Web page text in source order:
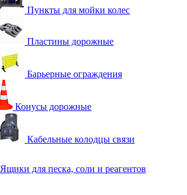
Пункты для мойки колес
Пластины дорожные
Барьерные ограждения
Конусы дорожные
Кабельные колодцы связи
Ящики для песка, соли и реагентов